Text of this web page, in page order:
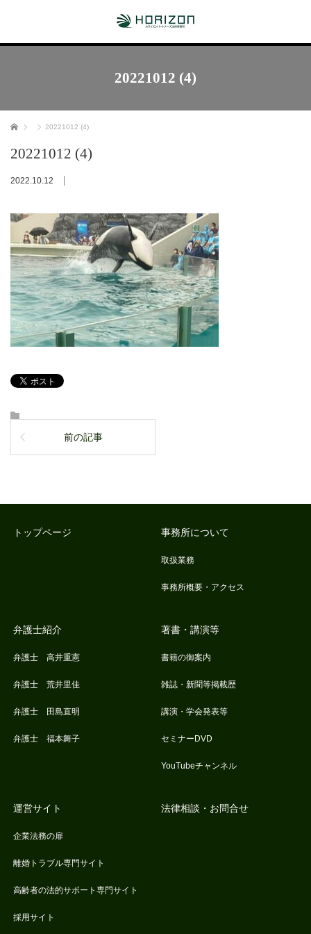
20221012 (4)
ホーム 20221012 (4)
20221012 (4)
2022.10.12
前の記事
トップページ 事務所について
取扱業務
事務所概要・アクセス
弁護士紹介
弁護士 高井重憲
弁護士 荒井里佳
弁護士 田島直明
弁護士 福本舞子
著書・講演等
書籍の御案内
雑誌・新聞等掲載歴
講演・学会発表等
セミナーDVD
YouTubeチャンネル
運営サイト
企業法務の扉
離婚トラブル専門サイト
高齢者の法的サポート専門サイト
採用サイト
法律相談・お問合せ